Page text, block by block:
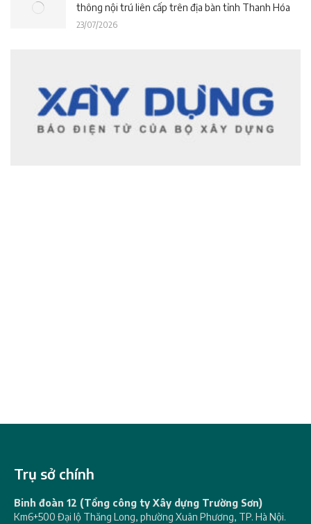
thông nội trú liên cấp trên địa bàn tỉnh Thanh Hóa
23/07/2026
Trụ sở chính
Binh đoàn 12 (Tổng công ty Xây dựng Trường Sơn)
Km6+500 Đại lộ Thăng Long, phường Xuân Phương, TP. Hà Nội.